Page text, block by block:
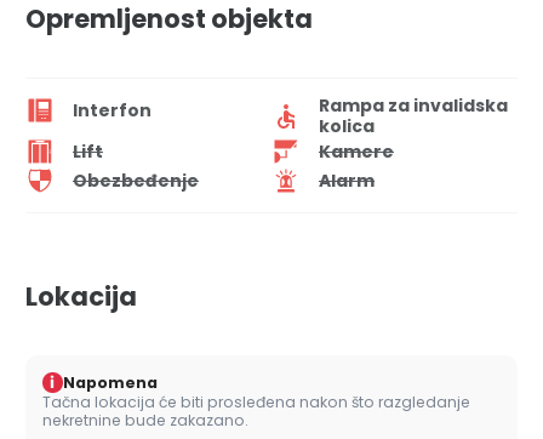
Opremljenost objekta
Interfon
Rampa za invalidska
kolica
Lift
Kamere
Obezbeđenje
Alarm
Lokacija
i Napomena
Tačna lokacija će biti prosleđena nakon što razgledanje
nekretnine bude zakazano.